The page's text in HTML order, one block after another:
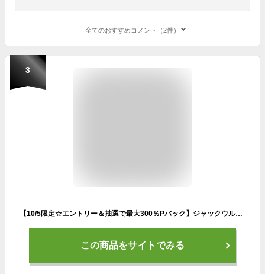
全てのおすすめコメント（2件）
3
【10/5限定☆エントリー＆抽選で最大300％Pバック】ジャックウルフスキン（JackWolfskin）（レディース）トレッキングシューズ ミドルカット 登山靴 テラベンチャー テキサポール MID W 4049991-5294 ベージュ
この商品をサイトでみる